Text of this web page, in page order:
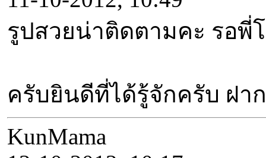
รูปสวยน่าติดตามคะ รอพี่
ครับยินดีที่ได้รู้จักครับ ฝา
KunMama